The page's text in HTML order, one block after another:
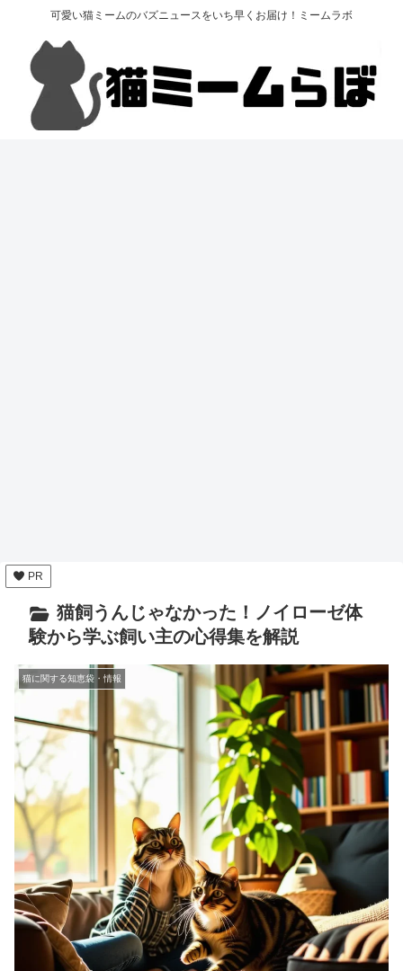
可愛い猫ミームのバズニュースをいち早くお届け！ミームラボ
PR
猫飼うんじゃなかった！ノイローゼ体
験から学ぶ飼い主の心得集を解説
猫に関する知恵袋・情報